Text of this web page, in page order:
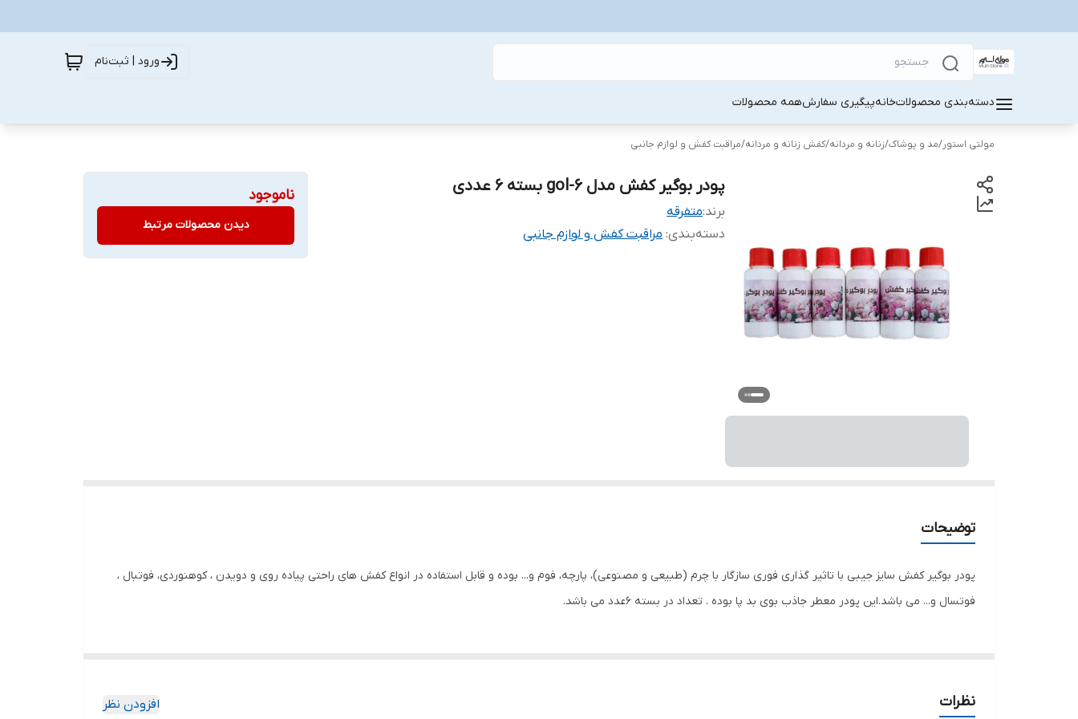
ورود | ثبت‌نام
دسته‌بندی محصولاتخانهپیگیری سفارشهمه محصولات
مولتی استور/مد و پوشاک/زنانه و مردانه/کفش زنانه و مردانه/مراقبت کفش و لوازم جانبی
پودر بوگیر کفش مدل gol-6 بسته 6 عددی
برند:متفرقه
دسته‌بندی: مراقبت کفش و لوازم جانبی
ناموجود
دیدن محصولات مرتبط
توضیحات
پودر بوگیر کفش سایز جیبی با تاثیر گذاری فوری سازگار با چرم (طبیعی و مصنوعی)، پارچه، فوم و... بوده و قابل استفاده در انواع کفش های راحتی پیاده روی و دویدن ، کوهنوردی، فوتبال ،
فوتسال و... می باشد.این پودر معطر جاذب بوی بد پا بوده . تعداد در بسته 6عدد می باشد.
نظرات افزودن نظر